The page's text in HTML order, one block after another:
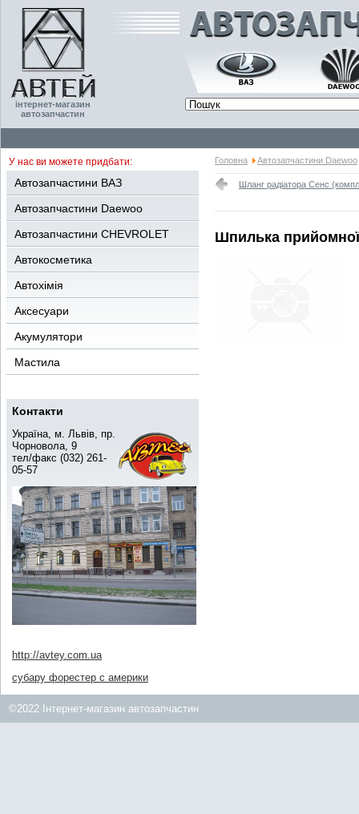
інтернет-магазин
автозапчастин
У нас ви можете придбати:
Автозапчастини ВАЗ
Автозапчастини Daewoo
Автозапчастини CHEVROLET
Автокосметика
Автохімія
Аксесуари
Акумулятори
Мастила
Контакти
Україна, м. Львів, пр.
Чорновола, 9
тел/факс (032) 261-
05-57
http://avtey.com.ua
субару форестер с америки
Головна Автозапчастини Daewoo
Шланг радіатора Сенс
Шпилька
©2022 Інтернет-магазин автозапчастин